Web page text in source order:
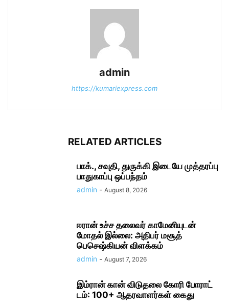
admin
https://kumariexpress.com
RELATED ARTICLES
பாக்., சவுதி, துருக்கி இடையே முத்தரப்பு
பாதுகாப்பு ஒப்பந்தம்
admin - August 8, 2026
ஈரான் உச்ச தலை​வர் காமேனியுடன்
மோதல் இல்லை: அதிபர் மசூத்
பெசெஷ்கியன் விளக்கம்
admin - August 7, 2026
இம்ரான் கான் விடுதலை கோரி போராட்​
டம்: 100+ ஆதரவாளர்கள் கைது